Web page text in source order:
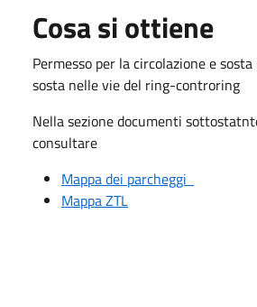
Cosa si ottiene
Permesso per la circolazione e
sosta nelle vie del ring-controring
Nella sezione documenti
consultare
Mappa dei parcheggi
Mappa ZTL